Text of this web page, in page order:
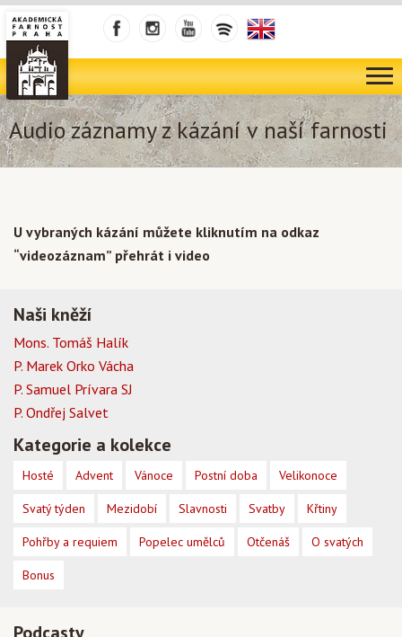
Audio záznamy z kázání v naší farnosti
U vybraných kázání můžete kliknutím na odkaz
“videozáznam” přehrát i video
Naši kněží
Mons. Tomáš Halík
P. Marek Orko Vácha
P. Samuel Prívara SJ
P. Ondřej Salvet
Kategorie a kolekce
Hosté Advent Vánoce Postní doba Velikonoce
Svatý týden Mezidobí Slavnosti Svatby Křtiny
Pohřby a requiem Popelec umělců Otčenáš O svatých
Bonus